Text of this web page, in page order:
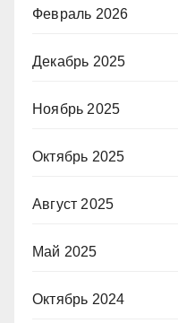
Февраль 2026
Декабрь 2025
Ноябрь 2025
Октябрь 2025
Август 2025
Май 2025
Октябрь 2024